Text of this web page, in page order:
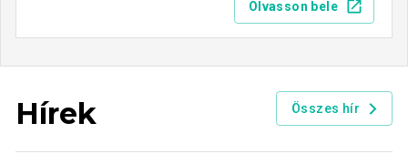
Olvasson bele
Összes hír
Hírek